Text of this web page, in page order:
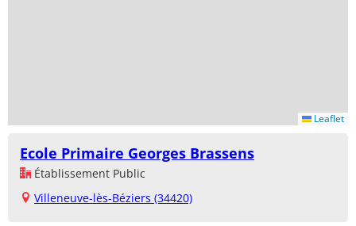
Leaflet
Ecole Primaire Georges Brassens
Établissement Public
Villeneuve-lès-Béziers (34420)